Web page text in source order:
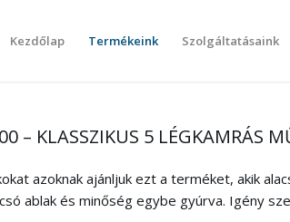
Kezdőlap Termékeink Szolgáltatásaink
– KLASSZIKUS 5 LÉGKAMRÁS
azoknak ajánljuk ezt a terméket, akik
ablak és minőség egybe gyúrva. Igény